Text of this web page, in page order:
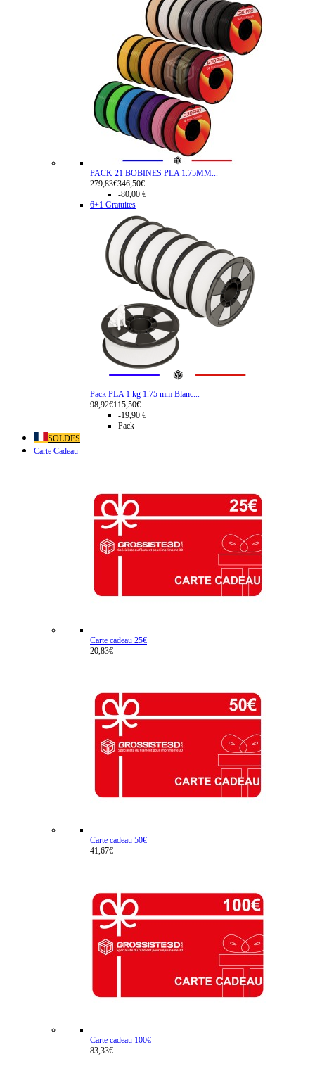
PACK 21 BOBINES PLA 1.75MM...
279,83€346,50€
-80,00 €
6+1 Gratuites
Pack PLA 1 kg 1.75 mm Blanc...
98,92€115,50€
-19,90 €
Pack
SOLDES
Carte Cadeau
Carte cadeau 25€
20,83€
Carte cadeau 50€
41,67€
Carte cadeau 100€
83,33€